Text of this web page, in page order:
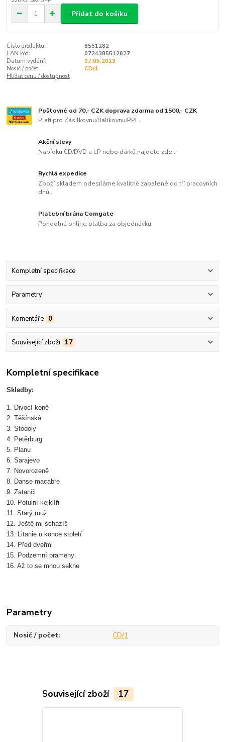
Přidat do košíku
Číslo produktu:
8551282
EAN kód:
0724385512827
Datum vydání:
07.05.2013
Nosič / počet:
CD/1
Hlídat cenu / dostupnost
Poštovné od 70,- CZK doprava zdarma od 1500,- CZK
Platí pro Zásilkovnu/Balíkovnu/PPL.
Akční slevy
Nabídku CD/DVD a LP nebo dárků najdete zde..
Rychlá expedice
Zboží skladem odesíláme kvalitně zabalené do tří pracovních
dnů..
Platební brána Comgate
Pohodlná online platba za objednávku.
Kompletní specifikace
Parametry
Komentáře 0
Související zboží 17
Kompletní specifikace
Skladby:
1. Divocí koně
2. Těšínská
3. Stodoly
4. Petěrburg
5. Planu
6. Sarajevo
7. Novorozeně
8. Danse macabre
9. Zatanči
10. Potulní kejklíři
11. Starý muž
12. Ještě mi scházíš
13. Litanie u konce století
14. Před dveřmi
15. Podzemní prameny
16. Až to se mnou sekne
Parametry
Nosič / počet CD/1
Související zboží 17